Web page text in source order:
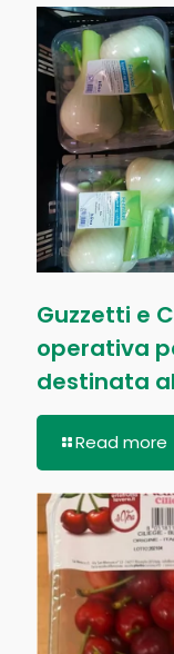
Guzzetti e
operativa
destinata
Read more